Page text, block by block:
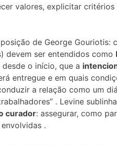
valores, explicitar
de George Gouriotis:
devem ser entendidos como
o início, que a
entregue e em quais
a relação como um
. Levine
curador: assegurar, como
.